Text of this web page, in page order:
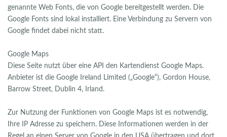
genannte Web Fonts, die von Google bereitgestellt werden. Die
Google Fonts sind lokal installiert. Eine Verbindung zu Servern von
Google findet dabei nicht statt.
Google Maps
Diese Seite nutzt über eine API den Kartendienst Google Maps.
Anbieter ist die Google Ireland Limited („Google“), Gordon House,
Barrow Street, Dublin 4, Irland.
Zur Nutzung der Funktionen von Google Maps ist es notwendig,
Ihre IP Adresse zu speichern. Diese Informationen werden in der